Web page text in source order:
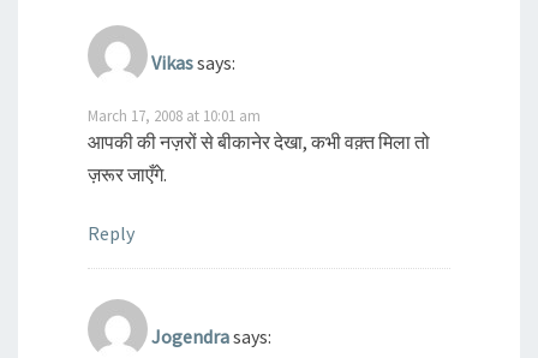
Vikassays:
March 17, 2008 at 10:01 am
आपकी की नज़रों से बीकानेर देखा, कभी वक़्त मिला तो
ज़रूर जाएँगे.
Reply
Jogendrasays: